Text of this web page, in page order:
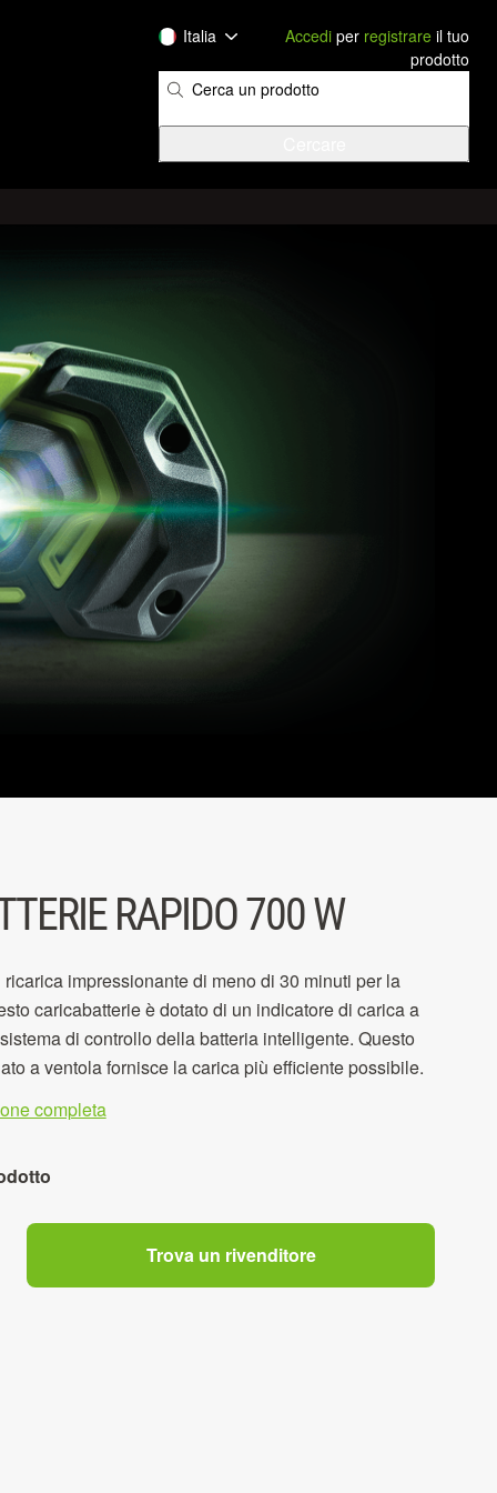
Italia Accedi per registrare il tuo
prodotto
RAPIDO 700 W
impressionante di meno di 30 minuti per la
caricabatterie è dotato di un indicatore di carica a
di controllo della batteria intelligente. Questo
a ventola fornisce la carica più efficiente possibile.
completa
Trova un rivenditore